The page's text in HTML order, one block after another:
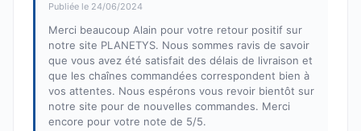
Publiée le 24/06/2024
Merci beaucoup Alain pour votre retour positif sur
notre site PLANETYS. Nous sommes ravis de savoir
que vous avez été satisfait des délais de livraison et
que les chaînes commandées correspondent bien à
vos attentes. Nous espérons vous revoir bientôt sur
notre site pour de nouvelles commandes. Merci
encore pour votre note de 5/5.